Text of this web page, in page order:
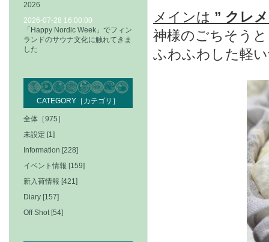
メインは ” クレ
神様のごちそう
ふわふわした軽
2026
2026-07-28 16:00:00
「Happy Nordic Week」でフィン
ランドのサウナ文化に触れてきま
した
CATEGORY［カテゴリ］
全体［975］
未設定 [1]
Information [228]
イベント情報 [159]
新入荷情報 [421]
Diary [157]
Off Shot [54]